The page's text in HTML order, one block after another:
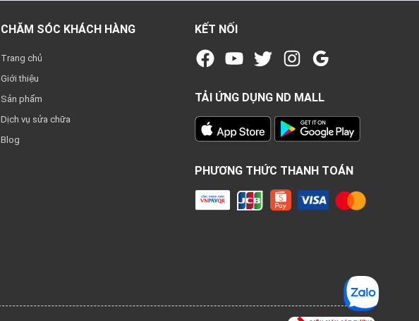
CHĂM SÓC KHÁCH HÀNG
Trang chủ
Giới thiệu
Sản phẩm
Dịch vụ sửa chữa
Blog
KẾT NỐI
TẢI ỨNG DỤNG ND MALL
PHƯƠNG THỨC THANH TOÁN